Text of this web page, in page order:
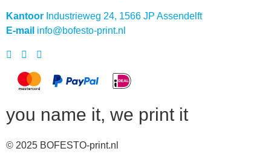
Kantoor Industrieweg 24, 1566 JP Assendelft
E-mail info@bofesto-print.nl
you name it, we print it
© 2025 BOFESTO-print.nl